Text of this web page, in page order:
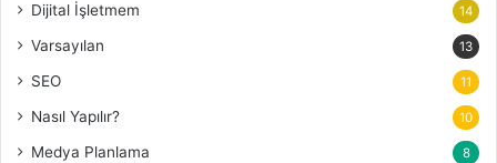
Dijital İşletmem 14
Varsayılan 13
SEO 11
Nasıl Yapılır? 10
Medya Planlama 8